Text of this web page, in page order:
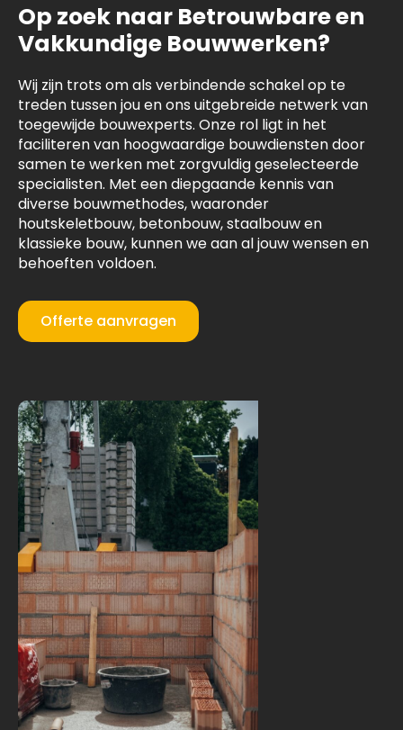
Op zoek naar Betrouwbare en
Vakkundige Bouwwerken?
Wij zijn trots om als verbindende schakel op te
treden tussen jou en ons uitgebreide netwerk van
toegewijde bouwexperts. Onze rol ligt in het
faciliteren van hoogwaardige bouwdiensten door
samen te werken met zorgvuldig geselecteerde
specialisten. Met een diepgaande kennis van
diverse bouwmethodes, waaronder
houtskeletbouw, betonbouw, staalbouw en
klassieke bouw, kunnen we aan al jouw wensen en
behoeften voldoen.
Offerte aanvragen